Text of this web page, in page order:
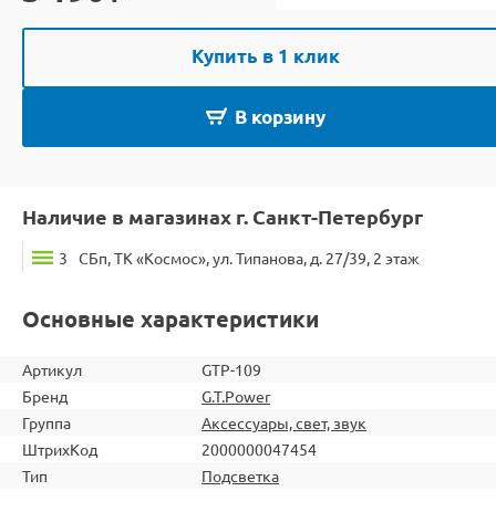
Купить в 1 клик
В корзину
Наличие в магазинах г. Санкт-Петербург
3 СБп, ТК «Космос», ул. Типанова, д. 27/39, 2 этаж
Основные характеристики
Артикул
GTP-109
Бренд
G.T.Power
Группа
Аксессуары, свет, звук
ШтрихКод
2000000047454
Тип
Подсветка